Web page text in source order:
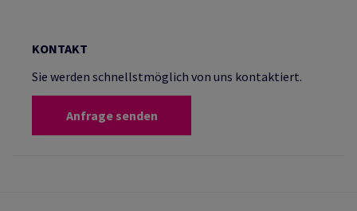
KONTAKT
Sie werden schnellstmöglich von uns kontaktiert.
Anfrage senden